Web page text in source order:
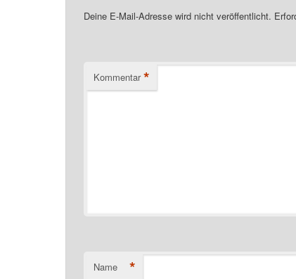
Deine E-Mail-Adresse wird nicht veröffentlicht.
Kommentar *
Name *